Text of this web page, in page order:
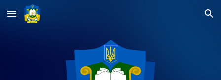
Skip to main content Skip to navigation